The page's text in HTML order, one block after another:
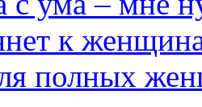
к
полных